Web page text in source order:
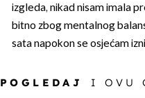
izgleda, nikad nisam imala
bitno zbog mentalnog
sata napokon se osjećam
POGLEDAJ I OVU